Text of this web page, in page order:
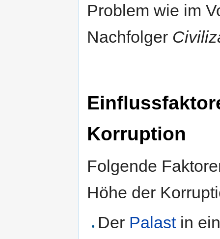
Problem wie im
Nachfolger
Korruption
Folgende
Höhe der
Der Palastin